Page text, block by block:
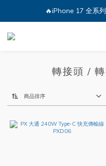
🔥iPhone 17 全系
🔥iPhone 17 全系
💕加入Q哥 Line
轉接頭 /
商品排序